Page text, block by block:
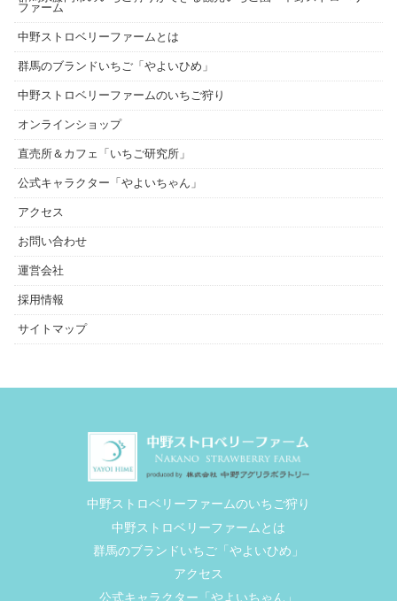
ファーム
中野ストロベリーファームとは
群馬のブランドいちご「やよいひめ」
中野ストロベリーファームのいちご狩り
オンラインショップ
直売所＆カフェ「いちご研究所」
公式キャラクター「やよいちゃん」
アクセス
お問い合わせ
運営会社
採用情報
サイトマップ
中野ストロベリーファームのいちご狩り
中野ストロベリーファームとは
群馬のブランドいちご「やよいひめ」
アクセス
公式キャラクター「やよいちゃん」